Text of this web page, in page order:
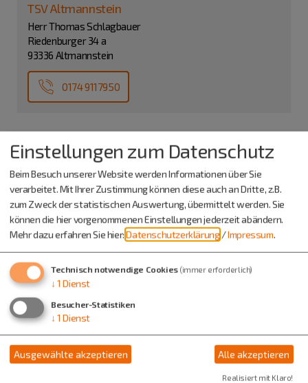
TSV Altmannstein
Herr Thomas Schlagbauer
Riedenburger 34 a
93336 Altmannstein
0174 9117950
Einstellungen zum Datenschutz
Beim Besuch unserer Website werden Informationen über Sie
verarbeitet. Mit Ihrer Zustimmung können diese auch an Dritte, z.B.
zum Zweck der statistischen Auswertung, übermittelt werden. Sie
können die hier vorgenommenen Einstellungen jederzeit abändern.
Mehr dazu erfahren Sie hier:Datenschutzerklärung /Impressum.
Technisch notwendige Cookies (immer erforderlich)
↓ 1 Dienst
Besucher-Statistiken
↓ 1 Dienst
Ausgewählte akzeptieren Alle akzeptieren
Realisiert mit Klaro!